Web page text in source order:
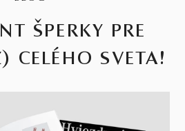
ŠPERKY PRE
CELÉHO SVETA!